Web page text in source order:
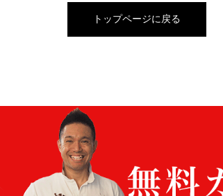
トップページに戻る